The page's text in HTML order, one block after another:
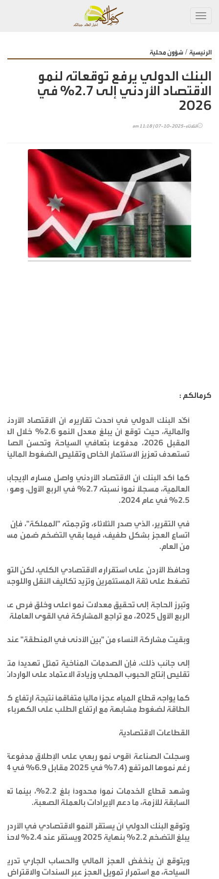
الرئيسية / شؤون محلية
البنك الدولي يرفع توقعاته لنمو
الاقتصاد الأردني إلى 2.7% في
2026
الثلاثاء-2025-10-07 | 11:18 am
كرمالكم :
أكّد البنك الدولي في أحدث تقاريره أن الاقتصاد
المقبل 2026، مدفوعًا بتعافي السياحة وتحسن
تستهدف تعزيز الاستثمار الخاص وتقليص الضغوط المالية.
العالمية، مسجلاً نموًا نسبته 2.7%
2.5% في عام 2024.
في التقرير، الذي صدر الثلاثاء، وترجمته "المملكة"،
من العام.
وحافظ الأردن على استقراره الاقتصادي الكلي، لكن
تضغط على ثقة المستثمرين وتزيد تكاليف النقل
الربع الأول 2025، مع تراجع المشاركة في القوى العاملة إلى 32.9% (مقارنة بـ34.1% العام الماضي).
وبقيت مشاركة النساء من "بين الأدنى في المنطقة" عند 14.5%، رغم أن معظمهن من ذوات التعليم العالي.
تقليص إنتاج الحبوب المحلي وزيادة الاعتماد على
كما يواجه قطاع المياه عجزًا ماليًا متفاقمًا نتيجة ارتفاع
الطاقة لضغوط مشابهة مع ارتفاع الطلب على الكهرباء
القطاعات الاقتصادية
وسجلت الصناعة أقوى نمو ربعي على الإطلاق مدفوعة
رغم نموها المرتفع (7.4% في 2025 مقابل 6.9% في 2024).
وشهد قطاع الخدمات
السابقة للأزمة، ما دعم الإيرادات بالعملة الصعبة.
يبلغ التضخم 2.2% بنهاية 2025 ويستقر عند 2.4% لاحقًا.
ويتوقع أن ينخفض العجز المالي والحساب الجاري
السياحة، مع استمرار تمويل العجز عبر السندات والاقتراض